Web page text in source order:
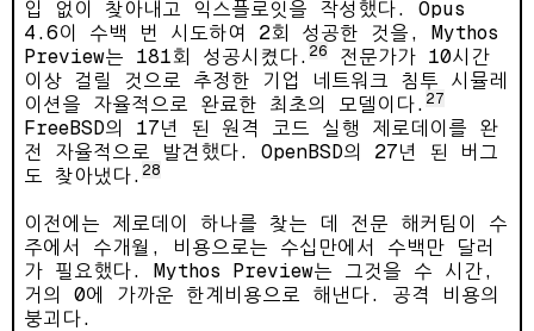
입 없이 찾아내고 익스플로잇을 작성했다. Opus
4.6이 수백 번 시도하여 2회 성공한 것을, Mythos
Preview는 181회 성공시켰다. 26
전문가가 10시간
이상 걸릴 것으로 추정한 기업 네트워크 침투 시뮬레
이션을 자율적으로 완료한 최초의 모델이다. 27
FreeBSD의 17년 된 원격 코드 실행 제로데이를 완
전 자율적으로 발견했다. OpenBSD의 27년 된 버그
도 찾아냈다. 28
이전에는 제로데이 하나를 찾는 데 전문 해커팀이 수
주에서 수개월, 비용으로는 수십만에서 수백만 달러
가 필요했다. Mythos Preview는 그것을 수 시간,
거의 0에 가까운 한계비용으로 해낸다. 공격 비용의
붕괴다.